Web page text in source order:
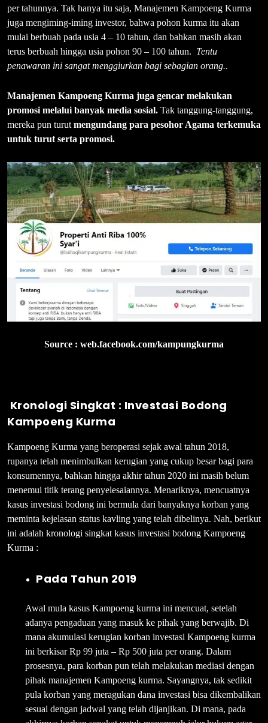
per tahunnya. Tak hanya itu saja, Manajemen Kampoeng Kurma
juga mengiming-iming investor, bahwa pohon kurma itu akan
mulai berbuah pada usia 4 – 10 tahun, dan bahkan masih akan
terus berbuah hingga usia pohon 90 – 100 tahun. Tentu
penawaran ini sangat menggiurkan bagi sebagian orang..
Manajemen Kampoeng Kurma juga gencar melakukan
promosi melalui banyak media sosial. Tak tanggung-tanggung,
mereka pun turut mengundang para pesohor Agama terkemuka
untuk turut serta promosi.
Source : web.facebook.com/kampungkurma
Kronologi Singkat : Investasi Bodong
Kampoeng Kurma
Kampoeng Kurma yang beroperasi sejak awal tahun 2018,
rupanya telah menimbulkan kerugian yang cukup besar bagi para
konsumennya, bahkan hingga akhir tahun 2020 ini masih belum
menemui titik terang penyelesaiannya. Menariknya, mencuatnya
kasus investasi bodong ini bermula dari banyaknya korban yang
meminta kejelasan status kavling yang telah dibelinya. Nah, berikut
ini adalah kronologi singkat kasus investasi bodong Kampoeng
Kurma :
Pada Tahun 2019
Awal mula kasus Kampoeng kurma ini mencuat, setelah
adanya pengaduan yang masuk ke pihak yang berwajib. Di
mana akumulasi kerugian korban investasi Kampoeng kurma
ini berkisar Rp 99 juta – Rp 500 juta per orang. Dalam
prosesnya, para korban pun telah melakukan mediasi dengan
pihak manajemen Kampoeng kurma. Sayangnya, tak sedikit
pula korban yang meragukan dana investasi bisa dikembalikan
sesuai dengan jadwal yang telah dijanjikan. Di mana, pada